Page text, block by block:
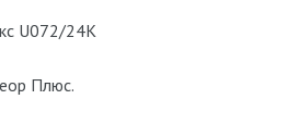
U072/24K
Плюс.